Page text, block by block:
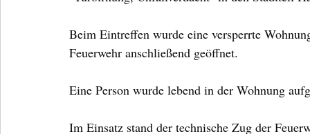
Beim Eintreffen wurde eine versperrte
Feuerwehr anschließend geöffnet.
Eine Person wurde lebend in der Wohnung
Im Einsatz stand der technische Zug der